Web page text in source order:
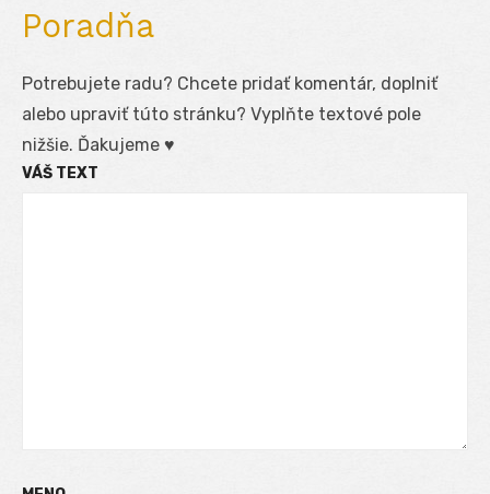
Poradňa
Potrebujete radu? Chcete pridať komentár, doplniť
alebo upraviť túto stránku? Vyplňte textové pole
nižšie. Ďakujeme ♥
VÁŠ TEXT